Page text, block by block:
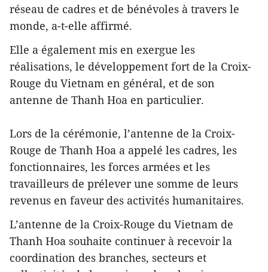
réseau de cadres et de bénévoles à travers le
monde, a-t-elle affirmé.
Elle a également mis en exergue les
réalisations, le développement fort de la Croix-
Rouge du Vietnam en général, et de son
antenne de Thanh Hoa en particulier.
Lors de la cérémonie, l’antenne de la Croix-
Rouge de Thanh Hoa a appelé les cadres, les
fonctionnaires, les forces armées et les
travailleurs de prélever une somme de leurs
revenus en faveur des activités humanitaires.
L’antenne de la Croix-Rouge du Vietnam de
Thanh Hoa souhaite continuer à recevoir la
coordination des branches, secteurs et